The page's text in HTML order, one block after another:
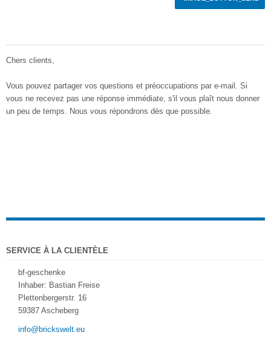
Chers clients,
Vous pouvez partager vos questions et préoccupations par e-mail . Si
vous ne recevez pas une réponse immédiate, s'il vous plaît nous donner
un peu de temps. Nous vous répondrons dès que possible.
SERVICE À LA CLIENTÈLE
bf-geschenke
Inhaber: Bastian Freise
Plettenbergerstr. 16
59387 Ascheberg
info@brickswelt.eu